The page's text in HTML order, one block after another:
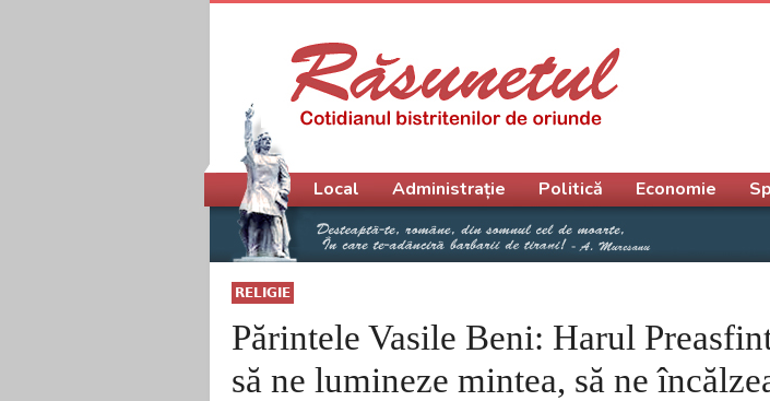
RELIGIE
Părintele Vasile Beni: Harul
să ne lumineze mintea, să ne
Meniu principal
Local Administrație Politică Economie